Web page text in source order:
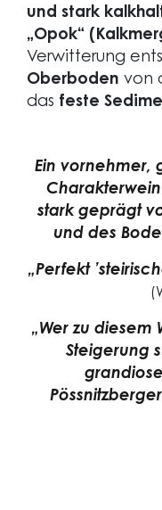
und stark
„Opok“
Verwitterung
Oberboden von
das feste
Ein vornehmer,
stark geprägt
und des
„Perfekt
„Wer zu
Steigerung